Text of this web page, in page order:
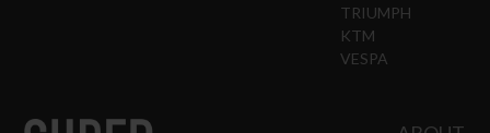
TRIUMPH
KTM
VESPA